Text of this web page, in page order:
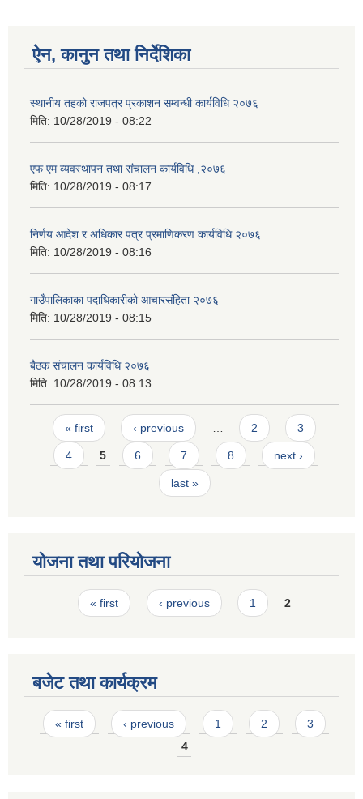
ऐन, कानुन तथा निर्देशिका
स्थानीय तहको राजपत्र प्रकाशन सम्वन्धी कार्यविधि २०७६
मिति: 10/28/2019 - 08:22
एफ एम व्यवस्थापन तथा संचालन कार्यविधि ,२०७६
मिति: 10/28/2019 - 08:17
निर्णय आदेश र अधिकार पत्र प्रमाणिकरण कार्यविधि २०७६
मिति: 10/28/2019 - 08:16
गाउँपालिकाका पदाधिकारीको आचारसंहि‌‌ता २०७६
मिति: 10/28/2019 - 08:15
बैठक संचालन कार्यविधि २०७६
मिति: 10/28/2019 - 08:13
Pages
« first ‹ previous 2 3
4 5 6 7 8 next ›
last »
योजना तथा परियोजना
Pages« first ‹ previous 1 2
बजेट तथा कार्यक्रम
Pages
« first ‹ previous 1 2
3
4